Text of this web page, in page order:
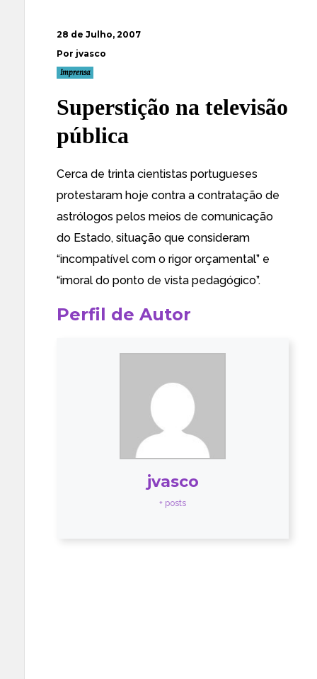
28 de Julho, 2007
Por jvasco
Imprensa
Superstição na televisão
pública
Cerca de trinta cientistas portugueses
protestaram hoje contra a contratação de
astrólogos pelos meios de comunicação
do Estado, situação que consideram
“incompatível com o rigor orçamental” e
“imoral do ponto de vista pedagógico”.
Perfil de Autor
jvasco
+ posts